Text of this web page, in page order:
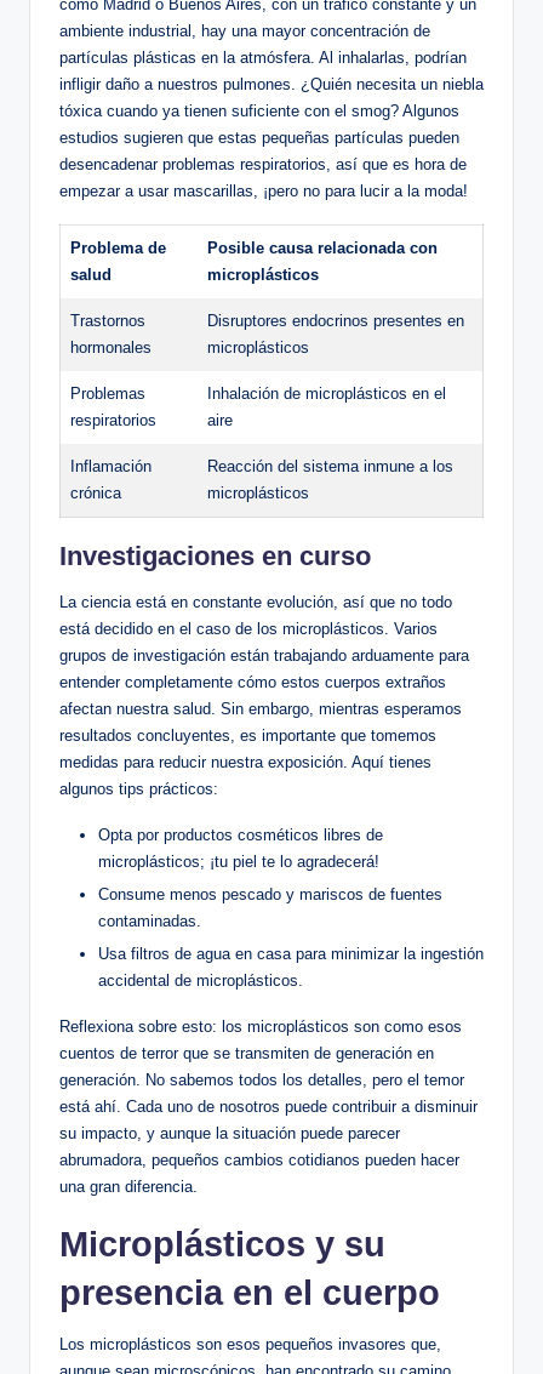
como Madrid o Buenos Aires, con un tráfico constante y un
ambiente industrial, hay una mayor concentración de
partículas plásticas en la atmósfera. Al inhalarlas, podrían
infligir daño a nuestros pulmones. ¿Quién necesita un niebla
tóxica cuando ya tienen suficiente con el smog? Algunos
estudios sugieren que estas pequeñas partículas pueden
desencadenar problemas respiratorios, así que es hora de
empezar a usar mascarillas, ¡pero no para lucir a la moda!
Problema de
salud
Posible causa relacionada con
microplásticos
Trastornos
hormonales
Disruptores endocrinos presentes en
microplásticos
Problemas
respiratorios
Inhalación de microplásticos en el
aire
Inflamación
crónica
Reacción del sistema inmune a los
microplásticos
Investigaciones en curso
La ciencia está en constante evolución, así que no todo
está decidido en el caso de los microplásticos. Varios
grupos de investigación están trabajando arduamente para
entender completamente cómo estos cuerpos extraños
afectan nuestra salud. Sin embargo, mientras esperamos
resultados concluyentes, es importante que tomemos
medidas para reducir nuestra exposición. Aquí tienes
algunos tips prácticos:
Opta por productos cosméticos libres de
microplásticos; ¡tu piel te lo agradecerá!
Consume menos pescado y mariscos de fuentes
contaminadas.
Usa filtros de agua en casa para minimizar la ingestión
accidental de microplásticos.
Reflexiona sobre esto: los microplásticos son como esos
cuentos de terror que se transmiten de generación en
generación. No sabemos todos los detalles, pero el temor
está ahí. Cada uno de nosotros puede contribuir a disminuir
su impacto, y aunque la situación puede parecer
abrumadora, pequeños cambios cotidianos pueden hacer
una gran diferencia.
Microplásticos y su
presencia en el cuerpo
Los microplásticos son esos pequeños invasores que,